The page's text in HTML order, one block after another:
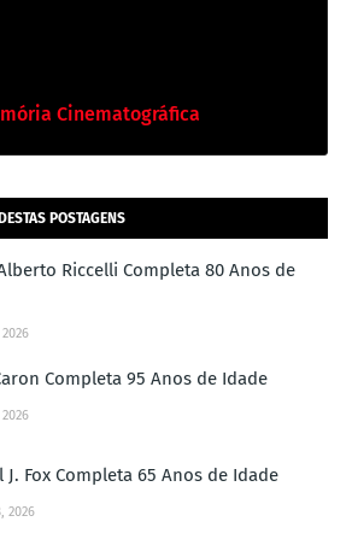
Cinematográfica
POSTAGENS
Riccelli Completa 80 Anos de
2026
Completa 95 Anos de Idade
2026
J. Fox Completa 65 Anos de Idade
2026